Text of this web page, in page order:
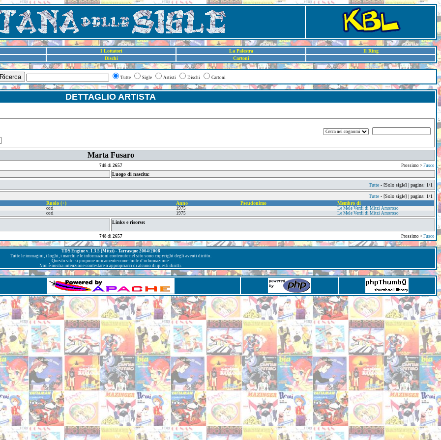
I Lottatori La Palestra
Il Ring
Dischi Cartoni
Ricerca Tutte Sigle Artisti Dischi Cartoni
DETTAGLIO ARTISTA
Marta Fusaro
748 di 2657 Prossimo > Fusco
Luogo di nascita:
Tutte - [Solo sigle] | pagina: 1/1
Tutte - [Solo sigle] | pagina: 1/1
Ruolo (+) Anno Pseudonimo Membro di
cori 1975
Le Mele Verdi di Mitzi Amoroso
cori 1975 Le Mele Verdi di Mitzi Amoroso
Links e risorse:
748 di 2657 Prossimo > Fusco
TDS Engine v. 1.3.5 (Mitzi) - Tarrasque 2004/2008
Tutte le immagini, i loghi, i marchi e le informazioni contenute nel sito sono copyright degli aventi diritto.
Questo sito si propone unicamente come fonte d'informazione.
Non è nostra intenzione contestare o appropriarci di alcuno di questi diritti.